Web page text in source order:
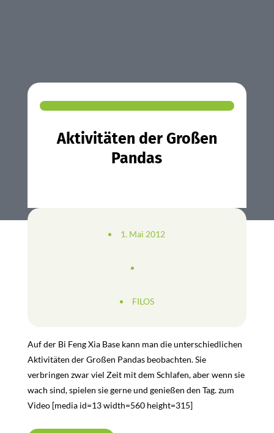
Aktivitäten der Großen
Pandas
1. Mai 2012
FILOS
Auf der Bi Feng Xia Base kann man die unterschiedlichen
Aktivitäten der Großen Pandas beobachten. Sie
verbringen zwar viel Zeit mit dem Schlafen, aber wenn sie
wach sind, spielen sie gerne und genießen den Tag. zum
Video[media id=13 width=560 height=315]